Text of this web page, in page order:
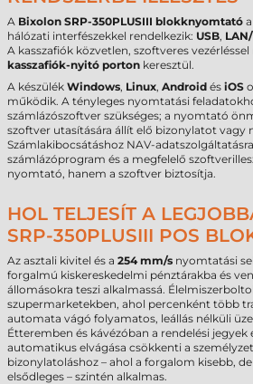
A Bixolon SRP-350PLUSIII blokknyomtató
hálózati interfészekkel rendelkezik: USB,
A kasszafiók közvetlen, szoftveres
kasszafiók-nyitó porton keresztül.
A készülék Windows, Linux, Android és iOS
működik. A tényleges nyomtatási
számlázószoftver szükséges; a nyomtató
szoftver utasítására állít elő bizonylatot vagy
Számlakibocsátáshoz NAV-
számlázóprogram és a megfelelő
nyomtató, hanem a szoftver biztosítja.
HOL TELJESÍT A
SRP-350PLUSIII POS
Az asztali kivitel és a 254 mm/s nyomtatási
forgalmú kiskereskedelmi pénztárakba és
állomásokra teszi alkalmassá.
szupermarketekben, ahol percenként több
automata vágó folyamatos, leállás nélküli
Étteremben és kávézóban a rendelési jegyek
automatikus elvágása csökkenti a
bizonylatoláshoz – ahol a forgalom kisebb,
elsődleges – szintén alkalmas.